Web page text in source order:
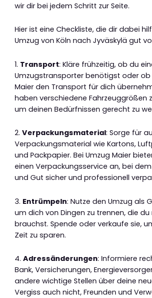
wir dir bei jedem Schritt zur Seite.
Hier ist eine Checkliste, die dir dabei
Umzug von Köln nach Jyväskylä gut
1. Transport: Kläre frühzeitig, ob du
Umzugstransporter benötigst oder ob
Maier den Transport für dich
haben verschiedene Fahrzeuggrößen
um deinen Bedürfnissen gerecht zu
2. Verpackungsmaterial: Sorge für
Verpackungsmaterial wie Kartons,
und Packpapier. Bei Umzug Maier
einen Verpackungsservice an, bei
und Gut sicher und professionell
3. Entrümpeln: Nutze den Umzug als
um dich von Dingen zu trennen, die
brauchst. Spende oder verkaufe sie,
Zeit zu sparen.
4. Adressänderungen: Informiere
Bank, Versicherungen,
andere wichtige Stellen über deine
Vergiss auch nicht, Freunden und